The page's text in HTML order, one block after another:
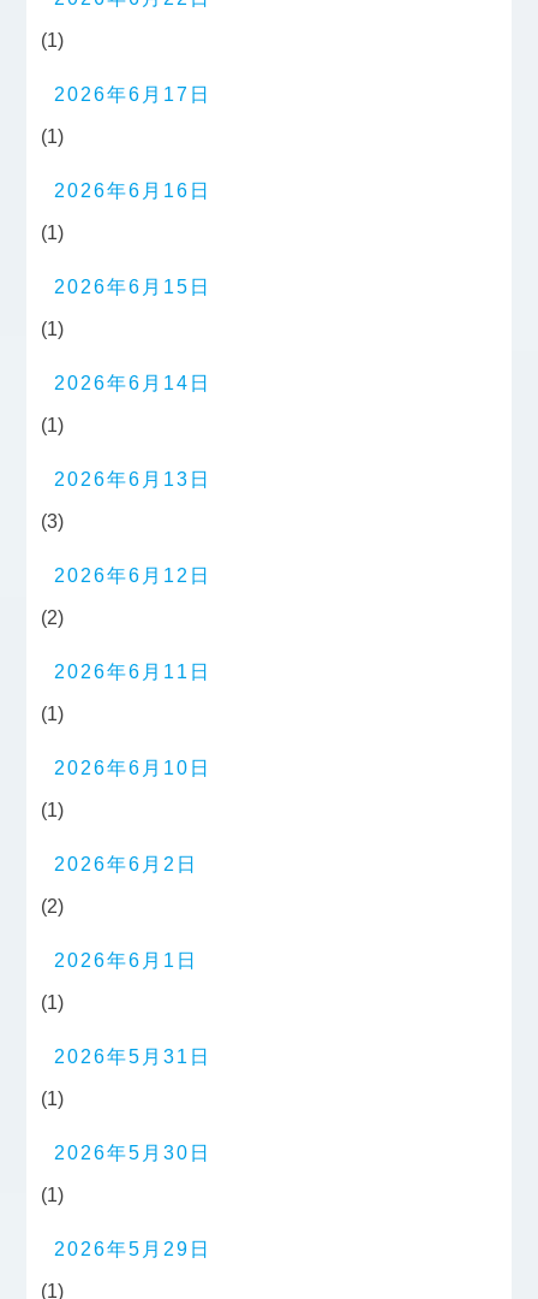
(1)
2026年6月17日
(1)
2026年6月16日
(1)
2026年6月15日
(1)
2026年6月14日
(1)
2026年6月13日
(3)
2026年6月12日
(2)
2026年6月11日
(1)
2026年6月10日
(1)
2026年6月2日
(2)
2026年6月1日
(1)
2026年5月31日
(1)
2026年5月30日
(1)
2026年5月29日
(1)